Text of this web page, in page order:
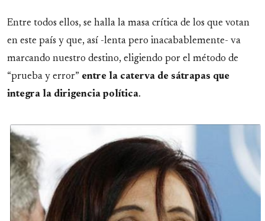
Entre todos ellos, se halla la masa crítica de los que votan
en este país y que, así -lenta pero inacabablemente- va
marcando nuestro destino, eligiendo por el método de
“prueba y error” entre la caterva de sátrapas que
integra la dirigencia política.